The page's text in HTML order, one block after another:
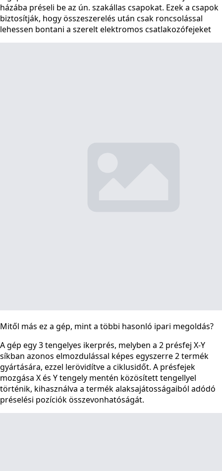
házába préseli be az ún. szakállas csapokat. Ezek a csapok
biztosítják, hogy összeszerelés után csak roncsolással
lehessen bontani a szerelt elektromos csatlakozófejeket
Mitől más ez a gép, mint a többi hasonló ipari megoldás?
A gép egy 3 tengelyes ikerprés, melyben a 2 présfej X-Y
síkban azonos elmozdulással képes egyszerre 2 termék
gyártására, ezzel lerövidítve a ciklusidőt. A présfejek
mozgása X és Y tengely mentén közösített tengellyel
történik, kihasználva a termék alaksajátosságaiból adódó
préselési pozíciók összevonhatóságát.